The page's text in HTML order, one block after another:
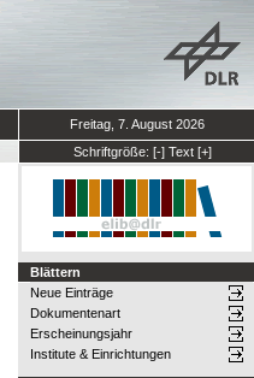
Freitag, 7. August 2026
Schriftgröße: [-] Text [+]
Blättern
Neue Einträge
Dokumentenart
Erscheinungsjahr
Institute & Einrichtungen